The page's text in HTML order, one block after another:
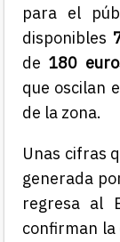
para el
disponibles
de 180
que oscilan
de la zona.
Unas cifras
generada
regresa al
confirman